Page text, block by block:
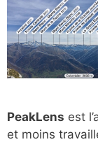
PeakLens est
et moins